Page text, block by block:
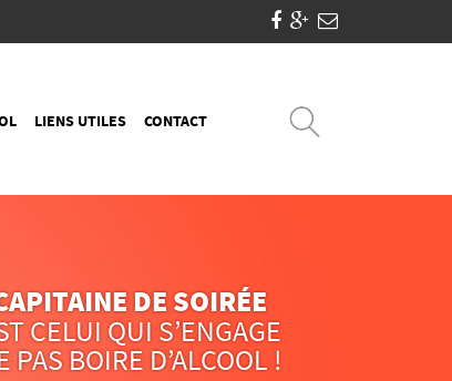
LIENS UTILES CONTACT
DE SOIRÉE
CELUI QUI S’ENGAGE
PAS BOIRE D’ALCOOL !